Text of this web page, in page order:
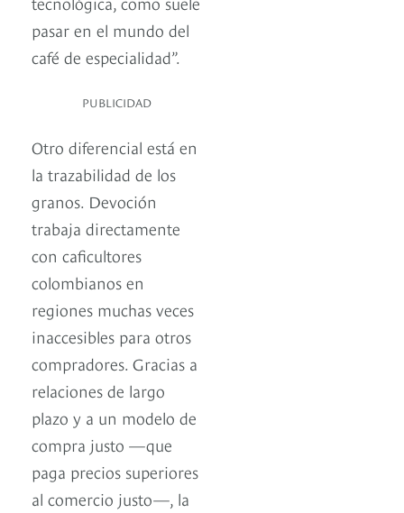
pasar en el mundo del
café de especialidad”.
PUBLICIDAD
Otro diferencial está en
la trazabilidad de los
granos. Devoción
trabaja directamente
con caficultores
colombianos en
regiones muchas veces
inaccesibles para otros
compradores. Gracias a
relaciones de largo
plazo y a un modelo de
compra justo —que
paga precios superiores
al comercio justo—, la